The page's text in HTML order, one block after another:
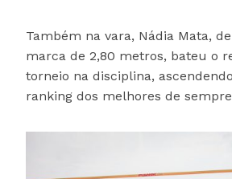
Também na vara, Nádia Mata,
marca de 2,80 metros, bateu o
torneio na disciplina,
ranking dos melhores de